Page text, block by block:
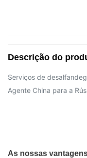
Descrição do
Serviços de
Agente China para a
As nossas